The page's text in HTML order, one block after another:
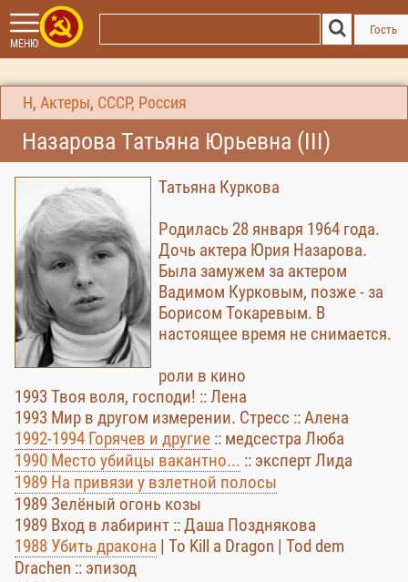
МЕНЮ
Гость
Н , Актеры, СССР, Россия
Назарова Татьяна Юрьевна (III)
Татьяна Куркова
Родилась 28 января 1964 года.
Дочь актера Юрия Назарова.
Была замужем за актером
Вадимом Курковым, позже - за
Борисом Токаревым. В
настоящее время не снимается.
роли в кино
1993 Твоя воля, господи! :: Лена
1993 Мир в другом измерении. Стресс :: Алена
1992-1994 Горячев и другие :: медсестра Люба
1990 Место убийцы вакантно... :: эксперт Лида
1989 На привязи у взлетной полосы
1989 Зелёный огонь козы
1989 Вход в лабиринт :: Даша Позднякова
1988 Убить дракона | To Kill a Dragon | Tod dem
Drachen :: эпизод